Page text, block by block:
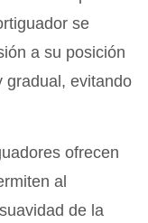
se
a su posición
gradual, evitando
ofrecen
al
de la